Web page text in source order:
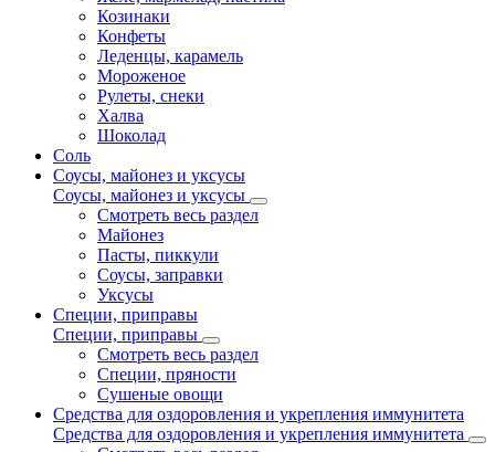
Козинаки
Конфеты
Леденцы, карамель
Мороженое
Рулеты, снеки
Халва
Шоколад
Соль
Соусы, майонез и уксусы
Соусы, майонез и уксусы
Смотреть весь раздел
Майонез
Пасты, пиккули
Соусы, заправки
Уксусы
Специи, приправы
Специи, приправы
Смотреть весь раздел
Специи, пряности
Сушеные овощи
Средства для оздоровления и укрепления иммунитета
Средства для оздоровления и укрепления иммунитета